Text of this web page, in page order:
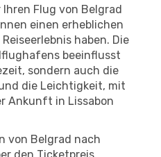
Flug von Belgrad
einen erheblichen
haben. Die
beeinflusst
sondern auch die
die Leichtigkeit, mit
Ankunft in Lissabon
von Belgrad nach